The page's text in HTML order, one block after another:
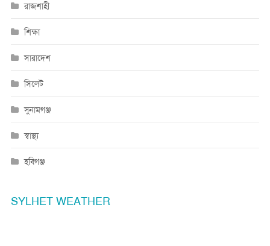
রাজশাহী
শিক্ষা
সারাদেশ
সিলেট
সুনামগঞ্জ
স্বাস্থ্য
হবিগঞ্জ
SYLHET WEATHER